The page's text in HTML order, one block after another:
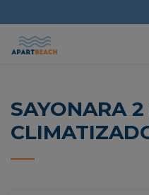
SAYONARA